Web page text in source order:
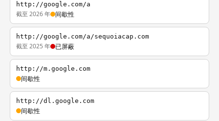
http://google.com/a
截至 2026 年 间歇性
http://google.com/a/sequoiacap.com
截至 2025 年 已屏蔽
http://m.google.com
间歇性
http://dl.google.com
间歇性